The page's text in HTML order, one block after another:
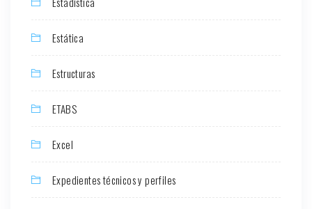
Estática
Estructuras
ETABS
Excel
Expedientes técnicos y perfiles